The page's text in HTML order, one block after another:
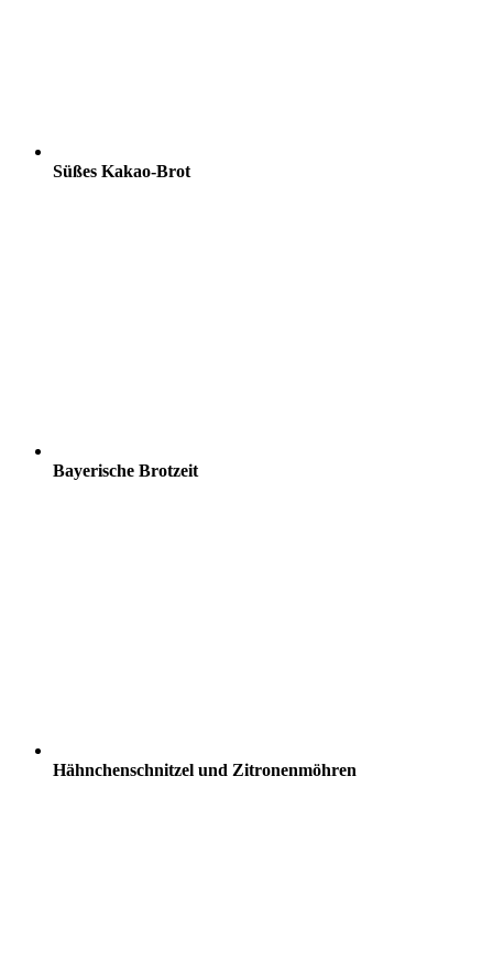
Süßes Kakao-Brot
Bayerische Brotzeit
Hähnchenschnitzel und Zitronenmöhren